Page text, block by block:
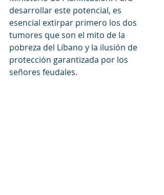
desarrollar este potencial, es
esencial extirpar primero los dos
tumores que son el mito de la
pobreza del Líbano y la ilusión de
protección garantizada por los
señores feudales.